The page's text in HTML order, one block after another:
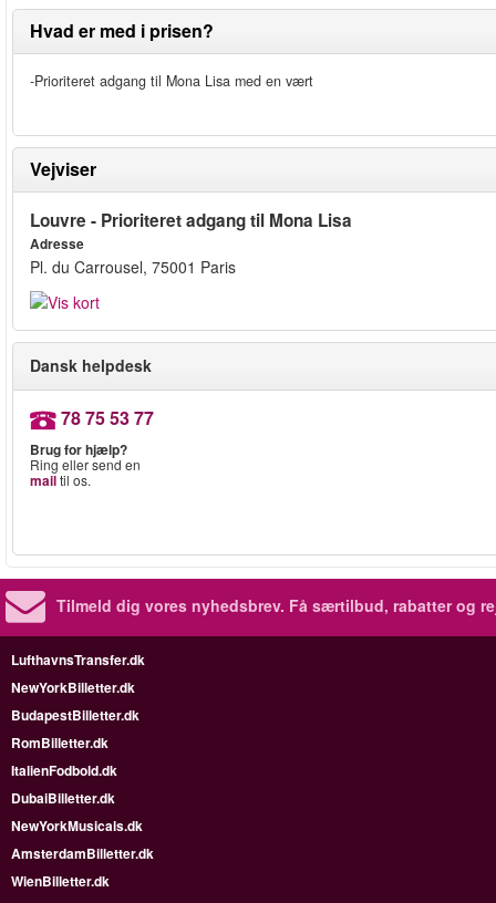
Hvad er med i prisen?
-Prioriteret adgang til Mona Lisa med en vært
Vejviser
Louvre - Prioriteret adgang til Mona Lisa
Adresse
Pl. du Carrousel, 75001 Paris
Dansk helpdesk
78 75 53 77
Brug for hjælp?
Ring eller send en
mailtil os.
Tilmeld dig vores nyhedsbrev. Få særtilbud, rabatter og
LufthavnsTransfer.dk
NewYorkBilletter.dk
BudapestBilletter.dk
RomBilletter.dk
ItalienFodbold.dk
DubaiBilletter.dk
NewYorkMusicals.dk
AmsterdamBilletter.dk
WienBilletter.dk